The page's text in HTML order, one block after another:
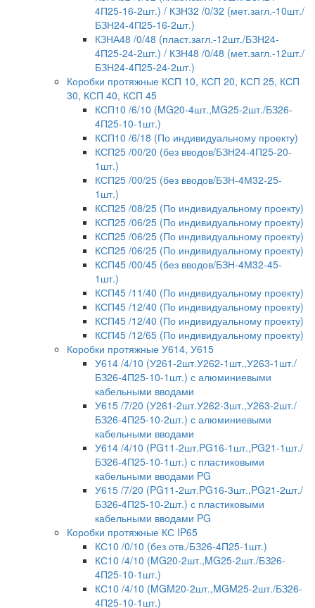
4П25-16-2шт.) / КЗН32 /0/32 (мет.загл.-10шт./
БЗН24-4П25-16-2шт.)
КЗНА48 /0/48 (пласт.загл.-12шт./БЗН24-
4П25-24-2шт.) / КЗН48 /0/48 (мет.загл.-12шт./
БЗН24-4П25-24-2шт.)
Коробки протяжные КСП 10, КСП 20, КСП 25, КСП
30, КСП 40, КСП 45
КСП10 /6/10 (MG20-4шт.,MG25-2шт./БЗ26-
4П25-10-1шт.)
КСП10 /6/18 (По индивидуальному проекту)
КСП25 /00/20 (без вводов/БЗН24-4П25-20-
1шт.)
КСП25 /00/25 (без вводов/БЗН-4М32-25-
1шт.)
КСП25 /08/25 (По индивидуальному проекту)
КСП25 /06/25 (По индивидуальному проекту)
КСП25 /06/25 (По индивидуальному проекту)
КСП25 /06/25 (По индивидуальному проекту)
КСП45 /00/45 (без вводов/БЗН-4М32-45-
1шт.)
КСП45 /11/40 (По индивидуальному проекту)
КСП45 /12/40 (По индивидуальному проекту)
КСП45 /12/40 (По индивидуальному проекту)
КСП45 /12/65 (По индивидуальному проекту)
Коробки протяжные У614, У615
У614 /4/10 (У261-2шт.У262-1шт.,У263-1шт./
БЗ26-4П25-10-1шт.) с алюминиевыми
кабельными вводами
У615 /7/20 (У261-2шт.У262-3шт.,У263-2шт./
БЗ26-4П25-10-2шт.) с алюминиевыми
кабельными вводами
У614 /4/10 (PG11-2шт.PG16-1шт.,PG21-1шт./
БЗ26-4П25-10-1шт.) с пластиковыми
кабельными вводами PG
У615 /7/20 (PG11-2шт.PG16-3шт.,PG21-2шт./
БЗ26-4П25-10-2шт.) с пластиковыми
кабельными вводами PG
Коробки протяжные КС IP65
КС10 /0/10 (без отв./БЗ26-4П25-1шт.)
КС10 /4/10 (MG20-2шт.,MG25-2шт./БЗ26-
4П25-10-1шт.)
КС10 /4/10 (MGM20-2шт.,MGM25-2шт./БЗ26-
4П25-10-1шт.)